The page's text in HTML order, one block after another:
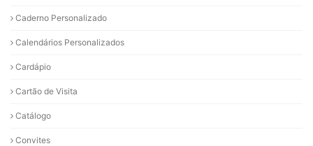
Caderno Personalizado
Calendários Personalizados
Cardápio
Cartão de Visita
Catálogo
Convites